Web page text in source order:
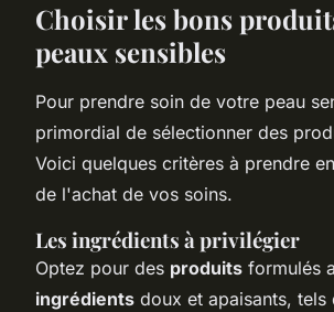
Choisir les bons
peaux sensibles
Pour prendre soin de votre peau
primordial de sélectionner des
Voici quelques critères à prendre
de l'achat de vos soins.
Les ingrédients à privilégier
Optez pour des produits formulés
ingrédients doux et apaisants, tels